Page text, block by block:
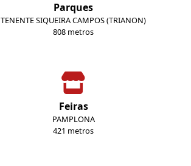
Parques
TENENTE SIQUEIRA CAMPOS (TRIANON)
808 metros
Feiras
PAMPLONA
421 metros